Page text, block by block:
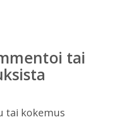
tai
tai kokemus